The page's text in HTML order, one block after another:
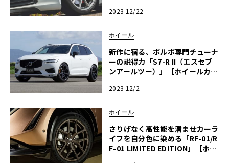
2023 12/22
ホイール
新作に宿る、ボルボ専門チューナ
ーの説得力「S7-R II（エスセブ
ンアールツー）」【ホイールカタ
2023 12/2
ホイール
さりげなく高性能を潜ませカーラ
イフを自分色に染める「RF-01/R
F-01 LIMITED EDITION」【ホイ